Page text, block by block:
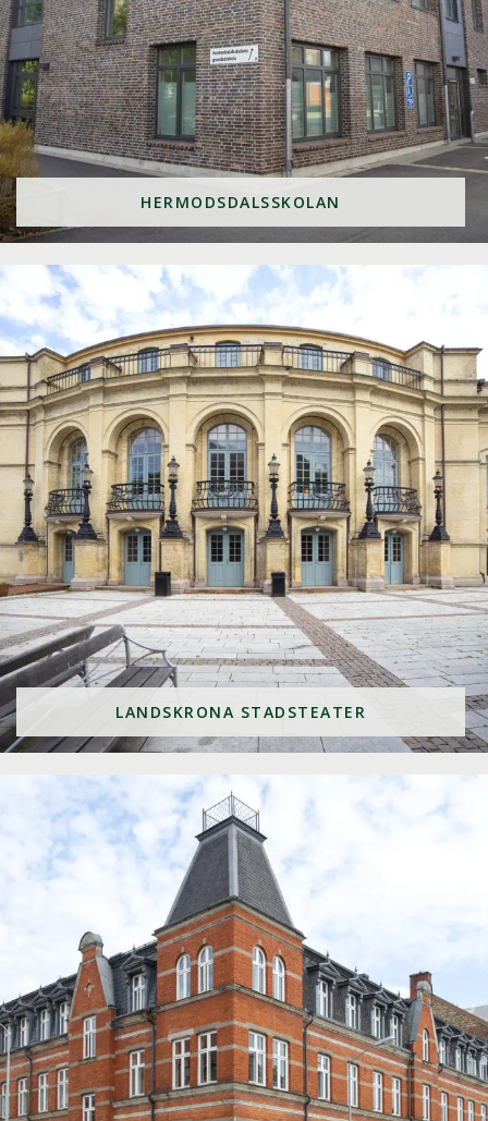
HERMODSDALSSKOLAN
LANDSKRONA STADSTEATER